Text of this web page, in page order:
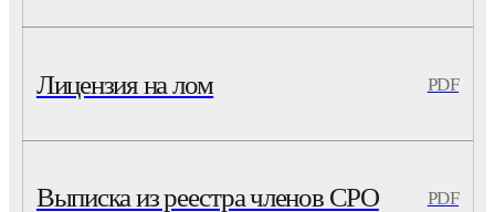
Лицензия на лом PDF
Выписка из реестра членов СРО PDF